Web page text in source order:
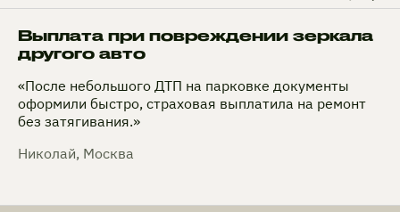
Выплата при повреждении зеркала
другого авто
«После небольшого ДТП на парковке документы
оформили быстро, страховая выплатила на ремонт
без затягивания.»
Николай, Москва